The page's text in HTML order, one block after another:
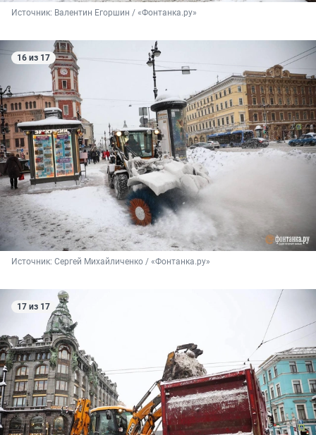
Источник: Валентин Егоршин / «Фонтанка.ру»
16 из 17
Источник: Сергей Михайличенко / «Фонтанка.ру»
17 из 17